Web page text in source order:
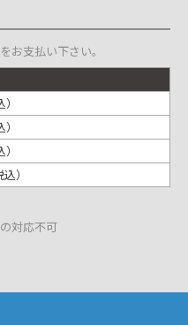
お支払い下さい。
）
対応不可